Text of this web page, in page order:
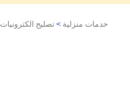
خدمات منزلية > تصليح الكترونيات